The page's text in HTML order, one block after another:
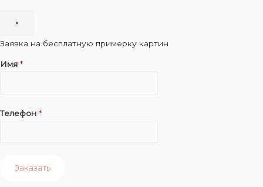
×
Заявка на бесплатную примерку картин
Имя *
Телефон *
Заказать